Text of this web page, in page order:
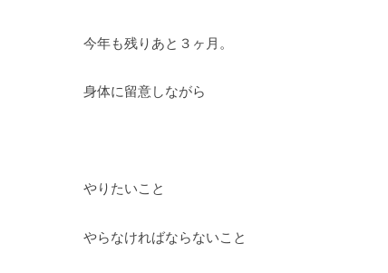
今年も残りあと３ヶ月。
身体に留意しながら
やりたいこと
やらなければならないこと